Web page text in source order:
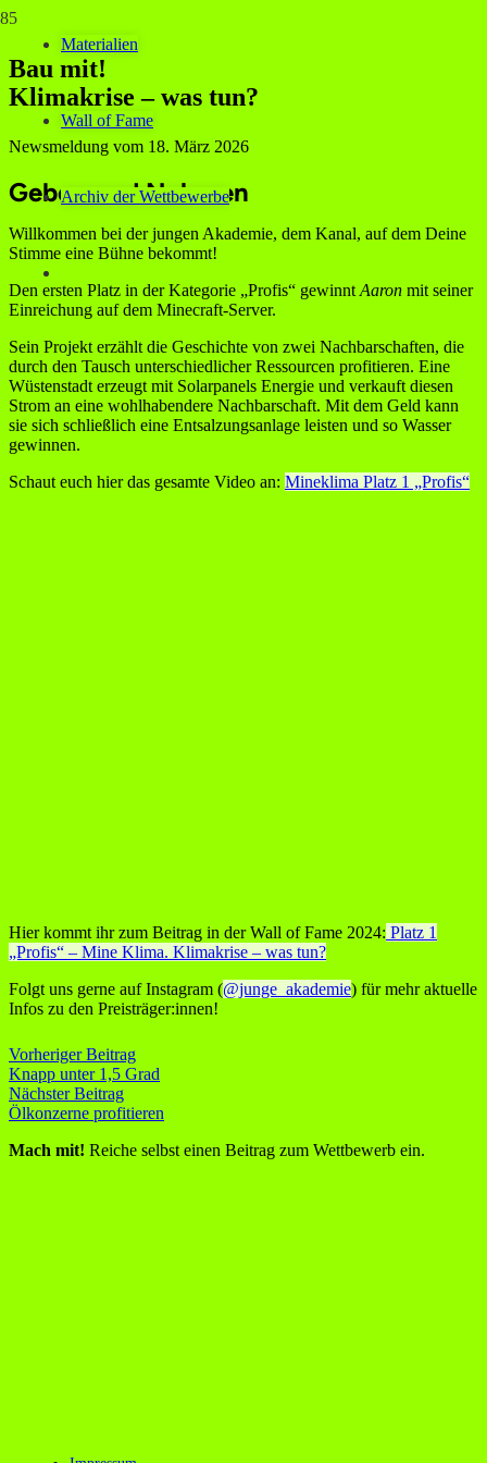
Materialien
Wall of Fame
Archiv der Wettbewerbe
Bau mit!
Klimakrise – was tun?
Newsmeldung vom 18. März 2026
Geben und Nehmen
Willkommen bei der jungen Akademie, dem Kanal, auf dem Deine
Stimme eine Bühne bekommt!
Den ersten Platz in der Kategorie „Profis“ gewinnt Aaron mit seiner
Einreichung auf dem Minecraft-Server.
Sein Projekt erzählt die Geschichte von zwei Nachbarschaften, die
durch den Tausch unterschiedlicher Ressourcen profitieren. Eine
Wüstenstadt erzeugt mit Solarpanels Energie und verkauft diesen
Strom an eine wohlhabendere Nachbarschaft. Mit dem Geld kann
sie sich schließlich eine Entsalzungsanlage leisten und so Wasser
gewinnen.
Schaut euch hier das gesamte Video an: Mineklima Platz 1 „Profis“
Hier kommt ihr zum Beitrag in der Wall of Fame 2024: Platz 1
„Profis“ – Mine Klima. Klimakrise – was tun?
Folgt uns gerne auf Instagram (@junge_akademie) für mehr aktuelle
Infos zu den Preisträger:innen!
Vorheriger Beitrag
Knapp unter 1,5 Grad
Nächster Beitrag
Ölkonzerne profitieren
Mach mit! Reiche selbst einen Beitrag zum Wettbewerb ein.